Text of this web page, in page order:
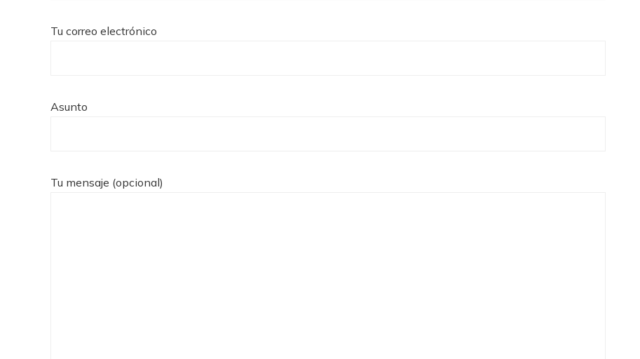
Tu correo electrónico
Asunto
Tu mensaje (opcional)